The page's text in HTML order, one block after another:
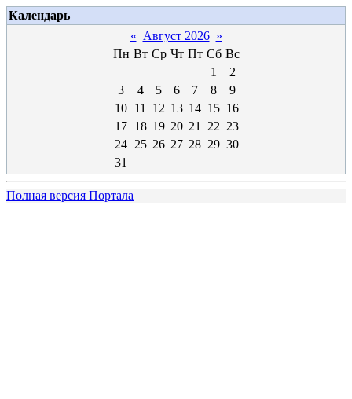
Календарь
« Август 2026 »
Пн Вт Ср Чт Пт Сб Вс
1
2
3
4 5 6 7 8
9
10 11 12 13 14 15 16
17 18 19 20 21 22 23
24 25 26 27 28 29 30
31
Полная версия Портала